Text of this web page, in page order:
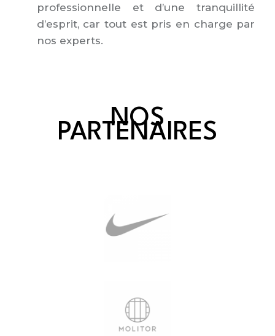
professionnelle et d’une tranquillité
d’esprit, car tout est pris en charge par
nos experts.
NOS
PARTENAIRES